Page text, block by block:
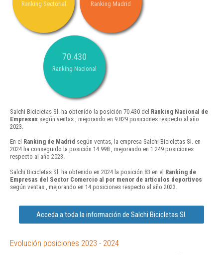
Ranking Sectorial Ranking Madrid
70.430
Ranking Nacional
Salchi Bicicletas Sl. ha obtenido la posición 70.430 del Ranking Nacional de
Empresas según ventas , mejorando en 9.829 posiciones respecto al año
2023.
En el Ranking de Madrid según ventas, la empresa Salchi Bicicletas Sl. en
2024 ha conseguido la posición 14.998 , mejorando en 1.249 posiciones
respecto al año 2023.
Salchi Bicicletas Sl. ha obtenido en 2024 la posición 83 en el Ranking de
Empresas del Sector Comercio al por menor de artículos deportivos
según ventas , mejorando en 14 posiciones respecto al año 2023.
Acceda a toda la información de Salchi Bicicletas Sl.
Evolución posiciones 2023 - 2024